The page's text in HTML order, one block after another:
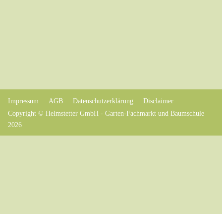
Impressum AGB Datenschutzerklärung
Disclaimer
Copyright © Helmstetter GmbH - Garten-Fachmarkt und Baumschule
2026